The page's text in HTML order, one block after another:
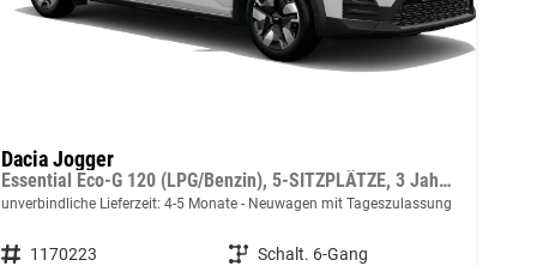
Dacia Jogger
Essential Eco-G 120 (LPG/Benzin), 5-SITZPLÄTZE, 3 Jahre Garantie, Klimaanlage, Parksensoren hinten, Radio Multimedia Control, Tempomat, Dachreling
unverbindliche Lieferzeit: 4-5 Monate Neuwagen mit Tageszulassung
Fahrzeugnummer 1170223 Getriebe Schalt. 6-Gang